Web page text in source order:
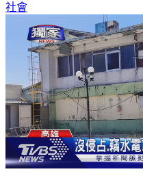
社會